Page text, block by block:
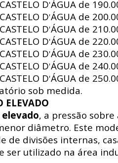
D'ÁGUA de
D'ÁGUA de
D'ÁGUA de
D'ÁGUA de
D'ÁGUA de
D'ÁGUA de
D'ÁGUA de
sob medida.
ELEVADO
, a pressão
diâmetro. Este
de divisões internas,
ser utilizado na área